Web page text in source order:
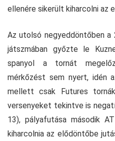
ellenére sikerült kiharcolni az
Az utolsó negyeddöntőben a
játszmában győzte le
spanyol a tornát
mérkőzést sem nyert, idén
mellett csak Futures
versenyeket tekintve is
13), pályafutása második
kiharcolnia az elődöntőbe